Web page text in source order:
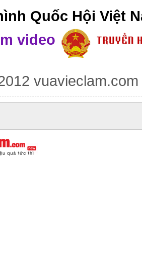
Quốc Hội Việt
video
vuavieclam.com